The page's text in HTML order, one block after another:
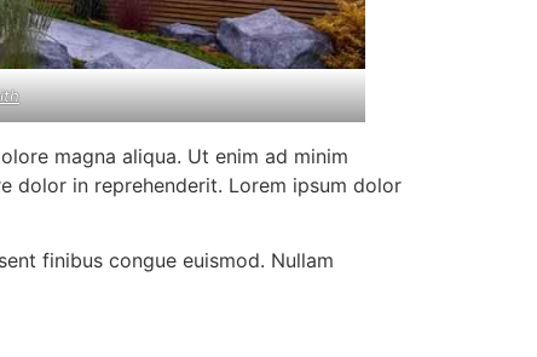
magna aliqua. Ut enim ad minim
dolor in reprehenderit. Lorem ipsum dolor
finibus congue euismod. Nullam